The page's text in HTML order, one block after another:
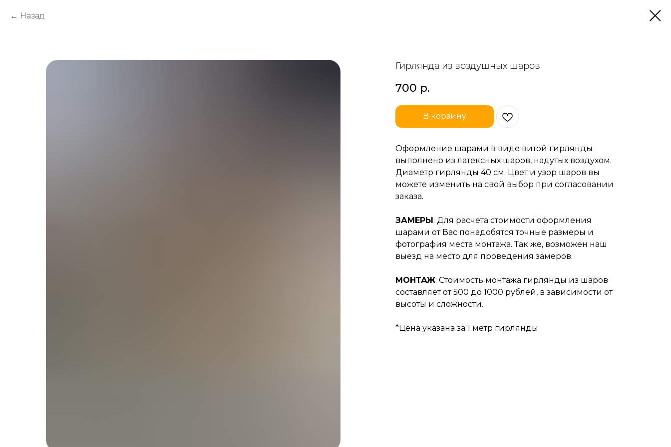
Назад
Гирлянда из воздушных шаров
700 р.
В корзину
Оформление шарами в виде витой гирлянды
выполнено из латексных шаров, надутых воздухом.
Диаметр гирлянды 40 см. Цвет и узор шаров вы
можете изменить на свой выбор при согласовании
заказа.
ЗАМЕРЫ: Для расчета стоимости оформления
шарами от Вас понадобятся точные размеры и
фотография места монтажа. Так же, возможен наш
выезд на место для проведения замеров.
МОНТАЖ: Стоимость монтажа гирлянды из шаров
составляет от 500 до 1000 рублей, в зависимости от
высоты и сложности.
*Цена указана за 1 метр гирлянды